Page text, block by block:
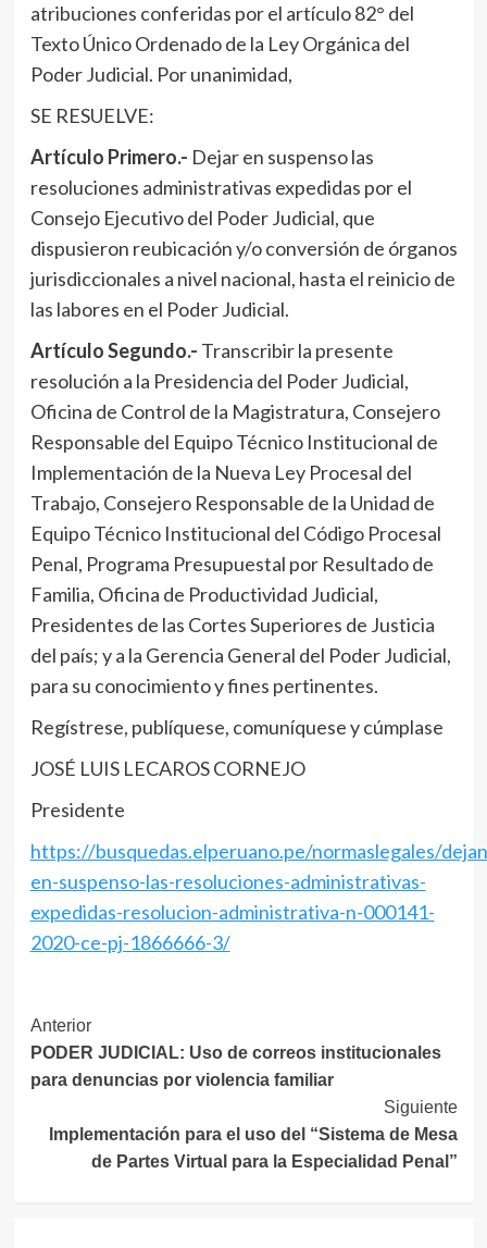
atribuciones conferidas por el artículo 82° del
Texto Único Ordenado de la Ley Orgánica del
Poder Judicial. Por unanimidad,
SE RESUELVE:
Artículo Primero.- Dejar en suspenso las
resoluciones administrativas expedidas por el
Consejo Ejecutivo del Poder Judicial, que
dispusieron reubicación y/o conversión de órganos
jurisdiccionales a nivel nacional, hasta el reinicio de
las labores en el Poder Judicial.
Artículo Segundo.- Transcribir la presente
resolución a la Presidencia del Poder Judicial,
Oficina de Control de la Magistratura, Consejero
Responsable del Equipo Técnico Institucional de
Implementación de la Nueva Ley Procesal del
Trabajo, Consejero Responsable de la Unidad de
Equipo Técnico Institucional del Código Procesal
Penal, Programa Presupuestal por Resultado de
Familia, Oficina de Productividad Judicial,
Presidentes de las Cortes Superiores de Justicia
del país; y a la Gerencia General del Poder Judicial,
para su conocimiento y fines pertinentes.
Regístrese, publíquese, comuníquese y cúmplase
JOSÉ LUIS LECAROS CORNEJO
Presidente
https://busquedas.elperuano.pe/normaslegales/
en-suspenso-las-resoluciones-administrativas-
expedidas-resolucion-administrativa-n-000141-
2020-ce-pj-1866666-3/
Navegación
de
entradas
Anterior
PODER JUDICIAL: Uso de correos institucionales
para denuncias por violencia familiar
Siguiente
Implementación para el uso del “Sistema de Mesa
de Partes Virtual para la Especialidad Penal”